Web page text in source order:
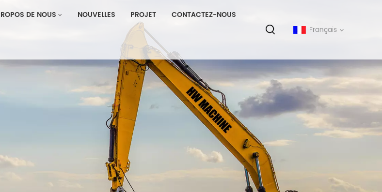
DE NOUS NOUVELLES PROJET CONTACTEZ-NOUS
Français
English
français
русский
español